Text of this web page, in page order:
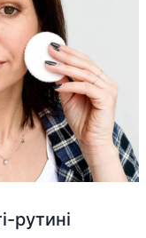
рутині